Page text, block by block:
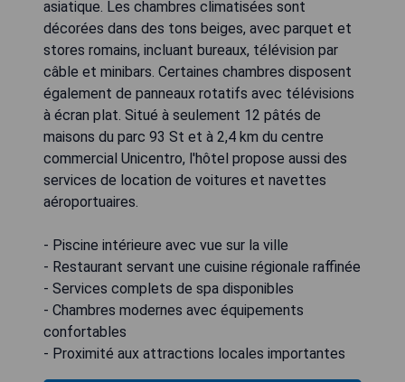
asiatique. Les chambres climatisées sont
décorées dans des tons beiges, avec parquet et
stores romains, incluant bureaux, télévision par
câble et minibars. Certaines chambres disposent
également de panneaux rotatifs avec télévisions
à écran plat. Situé à seulement 12 pâtés de
maisons du parc 93 St et à 2,4 km du centre
commercial Unicentro, l'hôtel propose aussi des
services de location de voitures et navettes
aéroportuaires.
- Piscine intérieure avec vue sur la ville
- Restaurant servant une cuisine régionale raffinée
- Services complets de spa disponibles
- Chambres modernes avec équipements
confortables
- Proximité aux attractions locales importantes